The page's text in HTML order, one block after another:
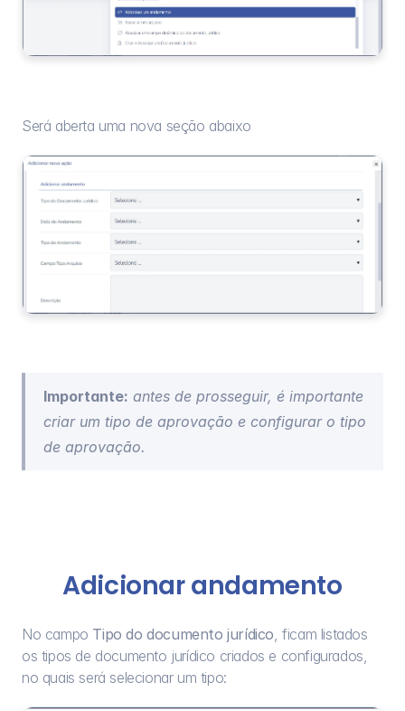
Será aberta uma nova seção abaixo
Importante: antes de prosseguir, é importante
criar um tipo de aprovação e configurar o tipo
de aprovação.
Adicionar andamento
No campo Tipo do documento jurídico, ficam listados
os tipos de documento jurídico criados e configurados,
no quais será selecionar um tipo: